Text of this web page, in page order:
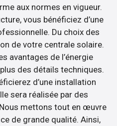
aux normes en vigueur.
vous bénéficiez d’une
Du choix des
de votre centrale solaire.
avantages de l’énergie
des détails techniques.
d’une installation
sera réalisée par des
mettons tout en œuvre
de grande qualité. Ainsi,